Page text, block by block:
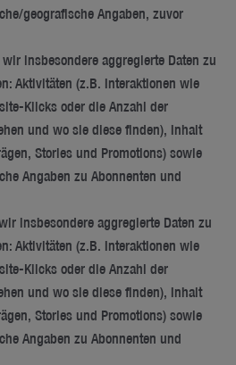
geografische Angaben, zuvor
insbesondere aggregierte Daten zu
Aktivitäten (z.B. Interaktionen wie
Klicks oder die Anzahl der
und wo sie diese finden), Inhalt
Stories und Promotions) sowie
Angaben zu Abonnenten und
insbesondere aggregierte Daten zu
Aktivitäten (z.B. Interaktionen wie
Klicks oder die Anzahl der
und wo sie diese finden), Inhalt
Stories und Promotions) sowie
Angaben zu Abonnenten und